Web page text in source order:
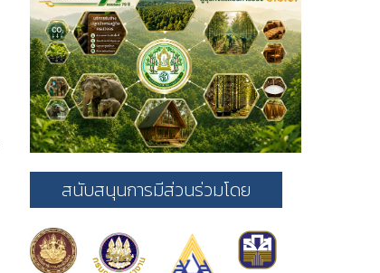
สนับสนุนการมีส่วนร่วมโดย